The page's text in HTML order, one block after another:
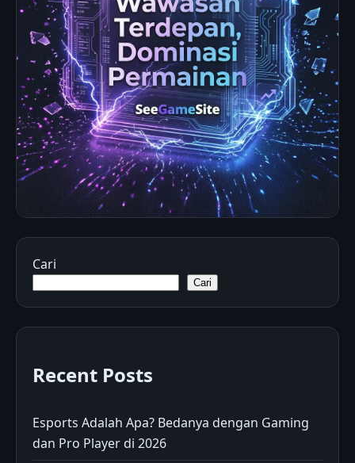
Cari
Cari
Recent Posts
Esports Adalah Apa? Bedanya dengan Gaming
dan Pro Player di 2026